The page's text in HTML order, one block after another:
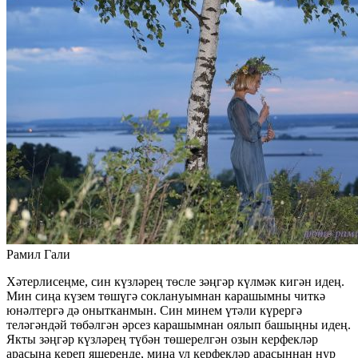
Рамил Гали
Хәтерлисеңме, син күзләрең төсле зәңгәр күлмәк кигән идең.
Мин сиңа күзем төшүгә соклануымнан карашымны читкә
юнәлтергә дә онытканмын. Син минем үтәли күрергә
теләгәндәй төбәлгән әрсез карашымнан оялып башыңны идең.
Якты зәңгәр күзләрең түбән төшерелгән озын керфекләр
арасына кереп яшеренде, миңа ул керфекләр арасыннан нур